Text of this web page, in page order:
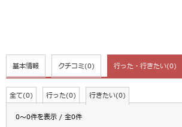
基本情報 クチコミ(0) 行った・行きたい(0)
全て(0) 行った(0) 行きたい(0)
0～0件を表示 / 全0件